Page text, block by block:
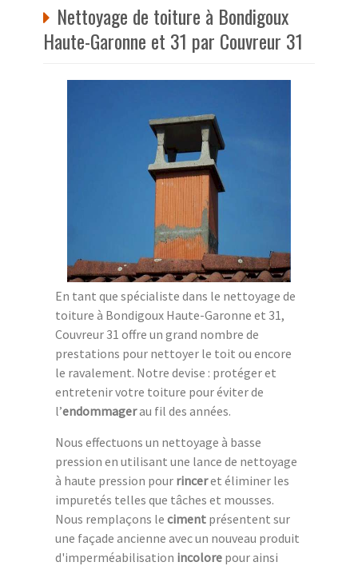
Nettoyage de toiture à Bondigoux
Haute-Garonne et 31 par Couvreur 31
En tant que spécialiste dans le nettoyage de
toiture à Bondigoux Haute-Garonne et 31,
Couvreur 31 offre un grand nombre de
prestations pour nettoyer le toit ou encore
le ravalement. Notre devise : protéger et
entretenir votre toiture pour éviter de
l’endommagerau fil des années.
Nous effectuons un nettoyage à basse
pression en utilisant une lance de nettoyage
à haute pression pour rinceret éliminer les
impuretés telles que tâches et mousses.
Nous remplaçons le ciment présentent sur
une façade ancienne avec un nouveau produit
d'imperméabilisation incolore pour ainsi